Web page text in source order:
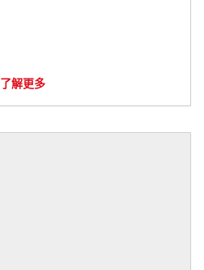
了解更多